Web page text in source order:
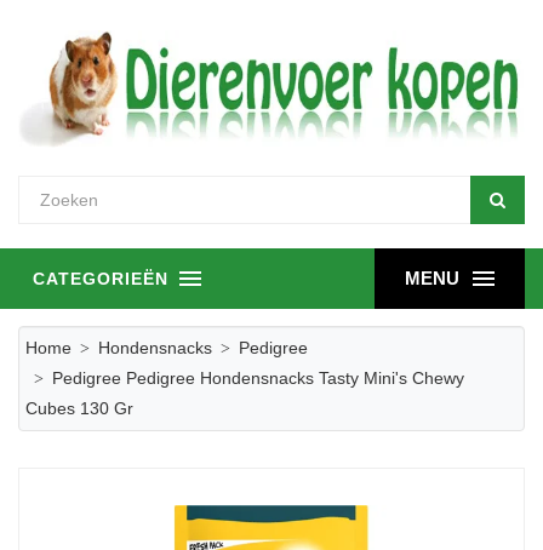
MENU
CATEGORIEËN
Home Hondensnacks
Pedigree
Pedigree Pedigree Hondensnacks Tasty Mini's Chewy
Cubes 130 Gr